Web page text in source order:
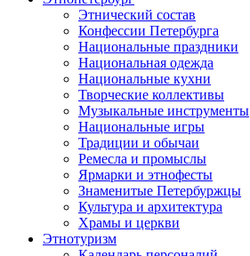
Этнический состав
Конфессии Петербурга
Национальные праздники
Национальная одежда
Национальные кухни
Творческие коллективы
Музыкальные инструменты
Национальные игры
Традиции и обычаи
Ремесла и промыслы
Ярмарки и этнофесты
Знаменитые Петербуржцы
Культура и архитектура
Храмы и церкви
Этнотуризм